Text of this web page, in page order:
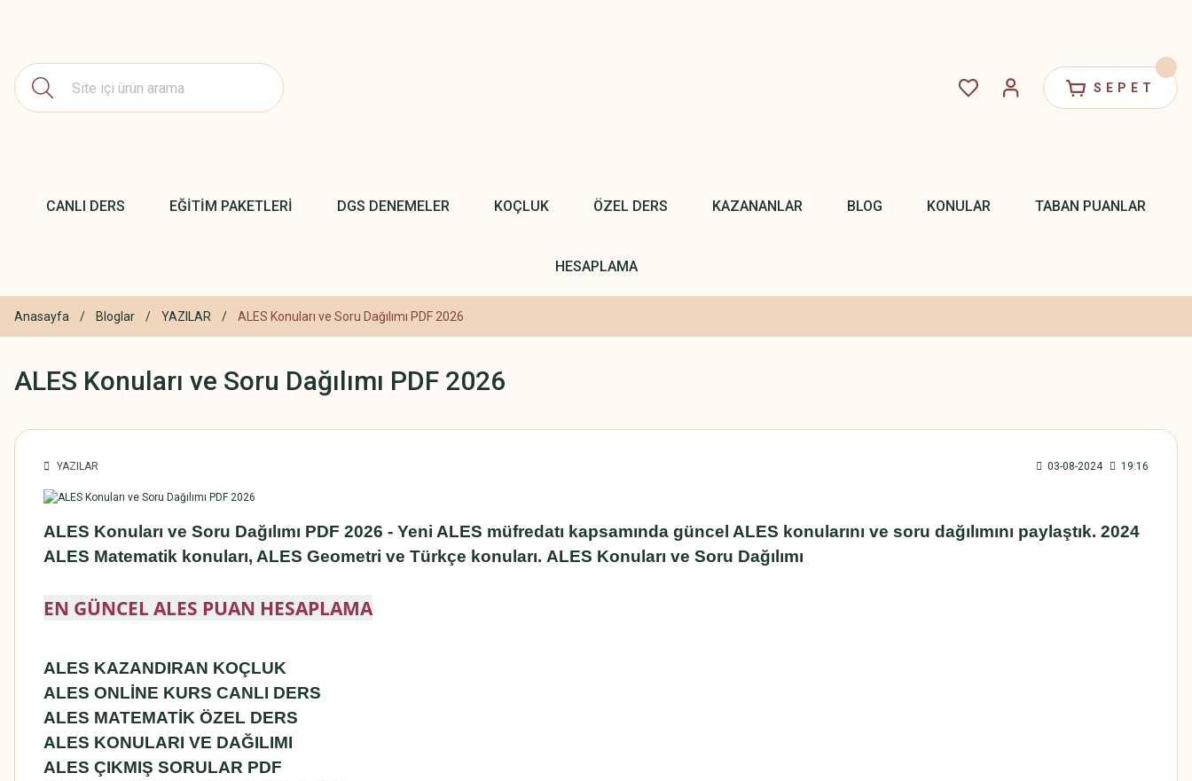
SEPET
CANLI DERS EĞİTİM PAKETLERİ DGS DENEMELER KOÇLUK ÖZEL DERS KAZANANLAR BLOG KONULAR TABAN PUANLAR
HESAPLAMA
Anasayfa Bloglar YAZILAR ALES Konuları ve Soru Dağılımı PDF 2026
ALES Konuları ve Soru Dağılımı PDF 2026
YAZILAR 03-08-2024 19:16
ALES Konuları ve Soru Dağılımı PDF 2026 - Yeni ALES müfredatı kapsamında güncel ALES konularını ve soru dağılımını paylaştık. 2024
ALES Matematik konuları, ALES Geometri ve Türkçe konuları. ALES Konuları ve Soru Dağılımı
EN GÜNCEL ALES PUAN HESAPLAMA
ALES KAZANDIRAN KOÇLUK
ALES ONLİNE KURS CANLI DERS
ALES MATEMATİK ÖZEL DERS
ALES KONULARI VE DAĞILIMI
ALES ÇIKMIŞ SORULAR PDF